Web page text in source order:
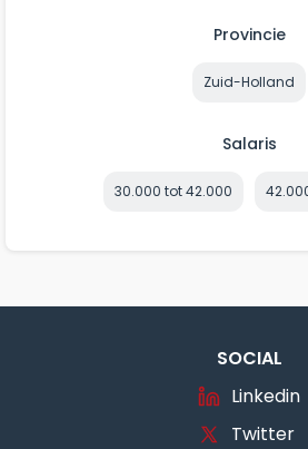
Provincie
Zuid-Holland
Salaris
30.000 tot 42.000
SOCIAL
Linkedin
Twitter